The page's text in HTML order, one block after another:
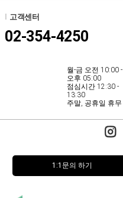
고객센터
02-354-4250
월-금 오전 10:00 -
오후 05:00
점심시간 12:30 -
13:30
주말, 공휴일 휴무
1:1문의 하기